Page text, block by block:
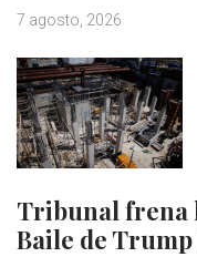
7 agosto, 2026
Tribunal frena
Baile de